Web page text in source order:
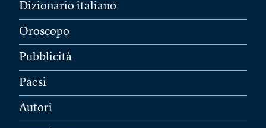
Dizionario italiano
Oroscopo
Pubblicità
Paesi
Autori